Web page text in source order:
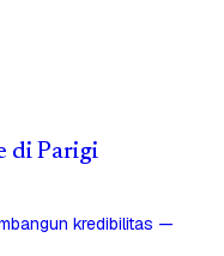
di Parigi
kredibilitas —